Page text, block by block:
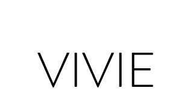
VIVIE